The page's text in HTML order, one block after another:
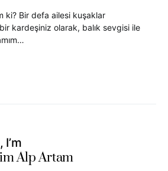
ki? Bir defa ailesi kuşaklar
kardeşiniz olarak, balık sevgisi ile
I’m
Alp Artam